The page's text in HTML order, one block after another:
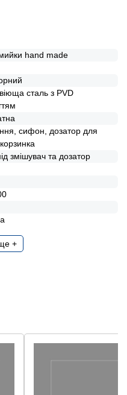
мийки hand made
сталь з PVD
сифон, дозатор для
змішувач та дозатор
+